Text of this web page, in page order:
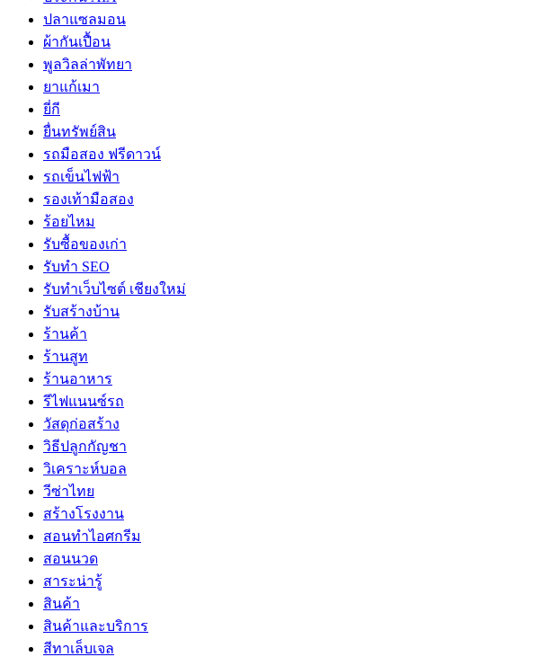
ปลาแซลมอน
ผ้ากันเปื้อน
พูลวิลล่าพัทยา
ยาแก้เมา
ยี่กี
ยื่นทรัพย์สิน
รถมือสอง ฟรีดาวน์
รถเข็นไฟฟ้า
รองเท้ามือสอง
ร้อยไหม
รับซื้อของเก่า
รับทำ SEO
รับทำเว็บไซต์ เชียงใหม่
รับสร้างบ้าน
ร้านค้า
ร้านสูท
ร้านอาหาร
รีไฟแนนซ์รถ
วัสดุก่อสร้าง
วิธีปลูกกัญชา
วิเคราะห์บอล
วีซ่าไทย
สร้างโรงงาน
สอนทำไอศกรีม
สอนนวด
สาระน่ารู้
สินค้า
สินค้าและบริการ
สีทาเล็บเจล